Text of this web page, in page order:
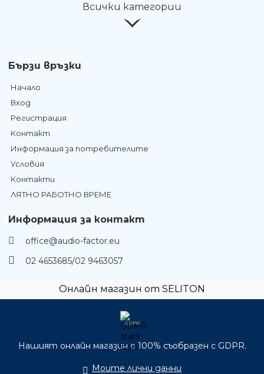
Всички категории
Бързи връзки
Начало
Вход
Регистрация
Контакт
Информация за потребителите
Условия
Контакти
ЛЯТНО РАБОТНО ВРЕМЕ
Информация за контакт
office@audio-factor.eu
02 4653685/02 9463057
Онлайн магазин от SELITON
GDPR
Нашият онлайн магазин е 100% съобразен с GDPR.
Моите лични данни